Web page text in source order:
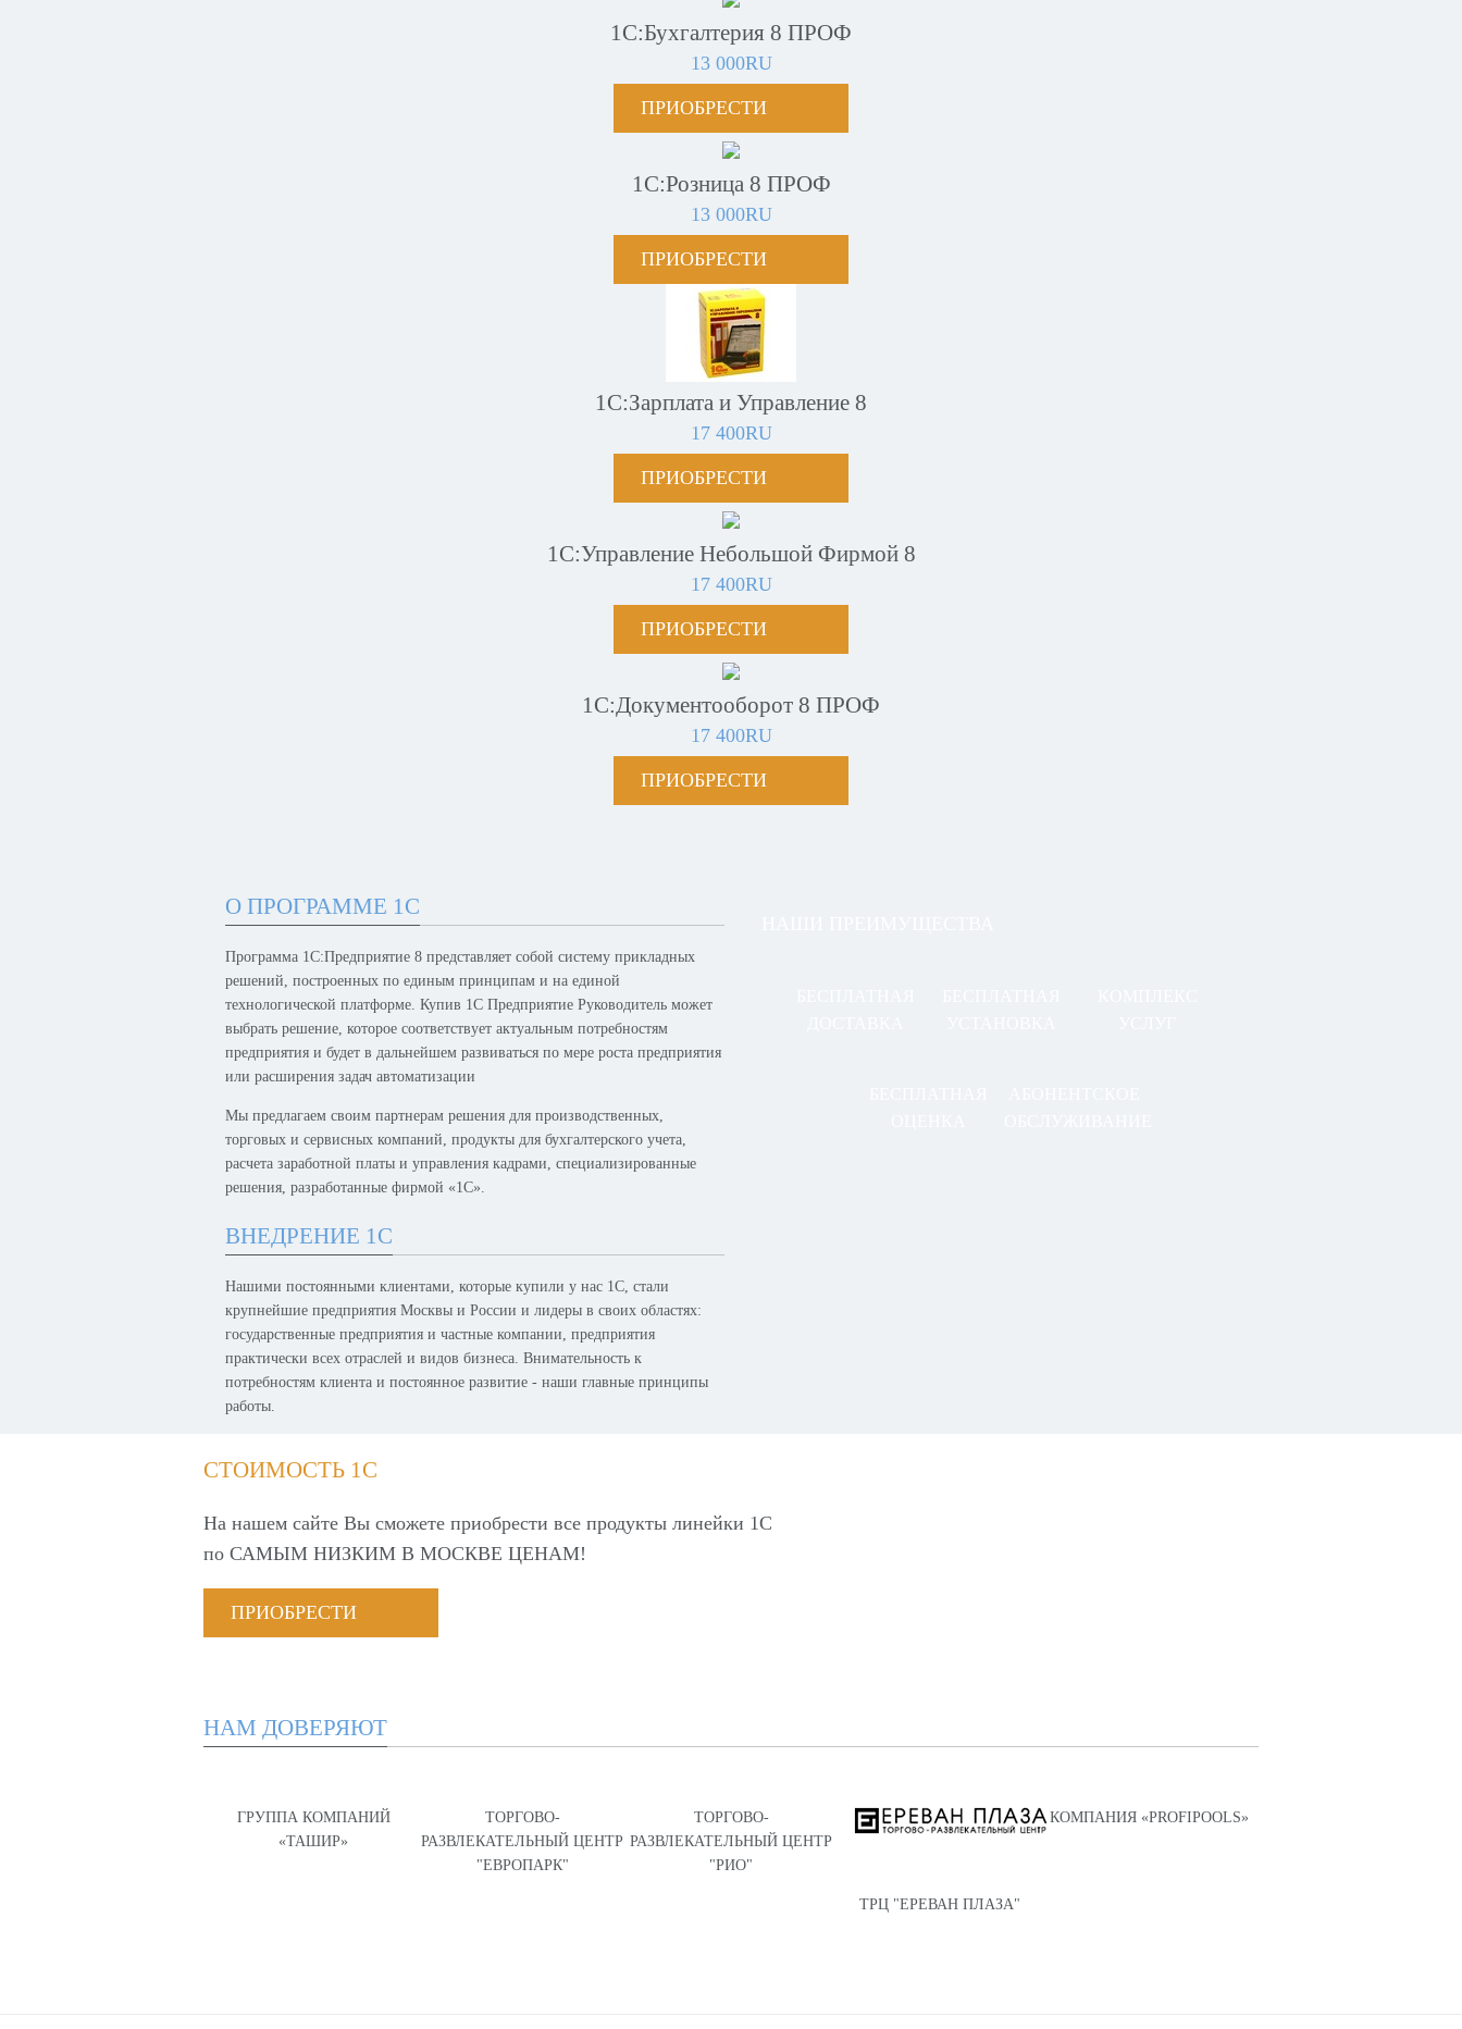
1С:Бухгалтерия 8 ПРОФ
13 000RU
ПРИОБРЕСТИ
1С:Розница 8 ПРОФ
13 000RU
ПРИОБРЕСТИ
1С:Зарплата и Управление 8
17 400RU
ПРИОБРЕСТИ
1С:Управление Небольшой Фирмой 8
17 400RU
ПРИОБРЕСТИ
1С:Документооборот 8 ПРОФ
17 400RU
ПРИОБРЕСТИ
О ПРОГРАММЕ 1С
Программа 1С:Предприятие 8 представляет собой систему прикладных
решений, построенных по единым принципам и на единой
технологической платформе. Купив 1С Предприятие Руководитель может
выбрать решение, которое соответствует актуальным потребностям
предприятия и будет в дальнейшем развиваться по мере роста предприятия
или расширения задач автоматизации
Мы предлагаем своим партнерам решения для производственных,
торговых и сервисных компаний, продукты для бухгалтерского учета,
расчета заработной платы и управления кадрами, специализированные
решения, разработанные фирмой «1С».
ВНЕДРЕНИЕ 1С
Нашими постоянными клиентами, которые купили у нас 1С, стали
крупнейшие предприятия Москвы и России и лидеры в своих областях:
государственные предприятия и частные компании, предприятия
практически всех отраслей и видов бизнеса. Внимательность к
потребностям клиента и постоянное развитие - наши главные принципы
работы.
СТОИМОСТЬ 1С
На нашем сайте Вы сможете приобрести все продукты линейки 1С
по САМЫМ НИЗКИМ В МОСКВЕ ЦЕНАМ!
ПРИОБРЕСТИ
НАМ ДОВЕРЯЮТ
ГРУППА КОМПАНИЙ
«ТАШИР»
ТОРГОВО-
РАЗВЛЕКАТЕЛЬНЫЙ ЦЕНТР
"ЕВРОПАРК"
ТОРГОВО-
РАЗВЛЕКАТЕЛЬНЫЙ ЦЕНТР
"РИО"
ТРЦ "ЕРЕВАН ПЛАЗА"
КОМПАНИЯ «PROFIPOOLS»